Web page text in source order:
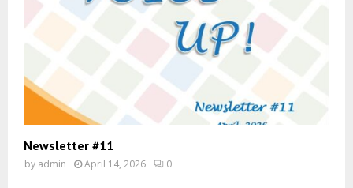
Newsletter #11
by admin April 14, 2026 0